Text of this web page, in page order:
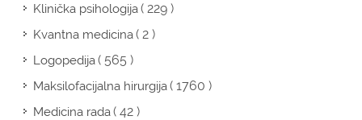
Klinička psihologija( 229 )
Kvantna medicina( 2 )
Logopedija( 565 )
Maksilofacijalna hirurgija( 1760 )
Medicina rada( 42 )